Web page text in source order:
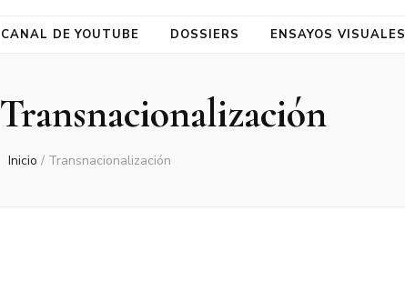
CANAL DE YOUTUBE DOSSIERS ENSAYOS VISUALES
Transnacionalización
Inicio / Transnacionalización